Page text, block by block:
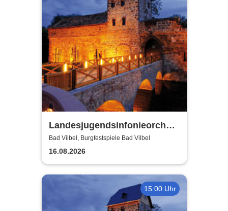
Landesjugendsinfonieorchester
Hessen - Burgfestspiele Bad
Vilbel
Bad Vilbel, Burgfestspiele Bad Vilbel
16.08.2026
15:00 Uhr